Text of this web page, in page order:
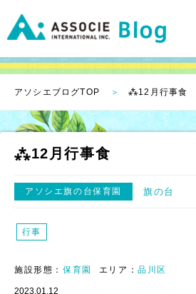
アソシエブログTOP ⁂12月行事食
⁂12月行事食
アソシエ旗の台保育園 旗の台
行事
施設形態： 保育園 エリア：品川区
2023.01.12